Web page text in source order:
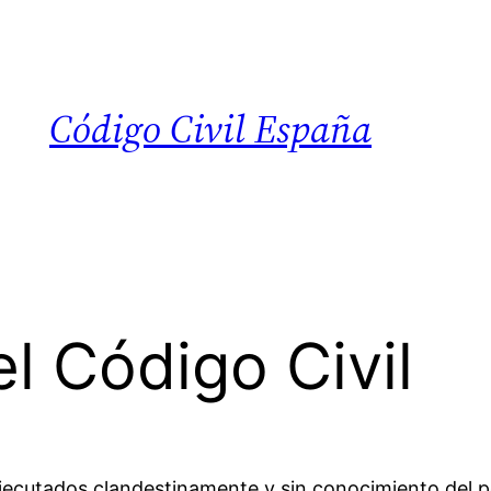
Código Civil España
Código Civil